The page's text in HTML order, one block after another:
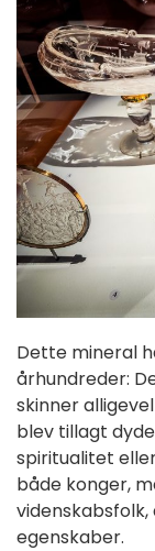
Dette mineral
århundreder:
skinner
blev tillagt
spiritualitet
både konger,
egenskaber.